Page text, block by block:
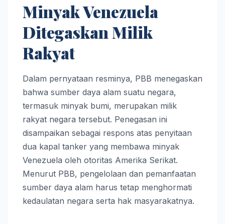
Minyak Venezuela
Ditegaskan Milik
Rakyat
Dalam pernyataan resminya, PBB menegaskan
bahwa sumber daya alam suatu negara,
termasuk minyak bumi, merupakan milik
rakyat negara tersebut. Penegasan ini
disampaikan sebagai respons atas penyitaan
dua kapal tanker yang membawa minyak
Venezuela oleh otoritas Amerika Serikat.
Menurut PBB, pengelolaan dan pemanfaatan
sumber daya alam harus tetap menghormati
kedaulatan negara serta hak masyarakatnya.